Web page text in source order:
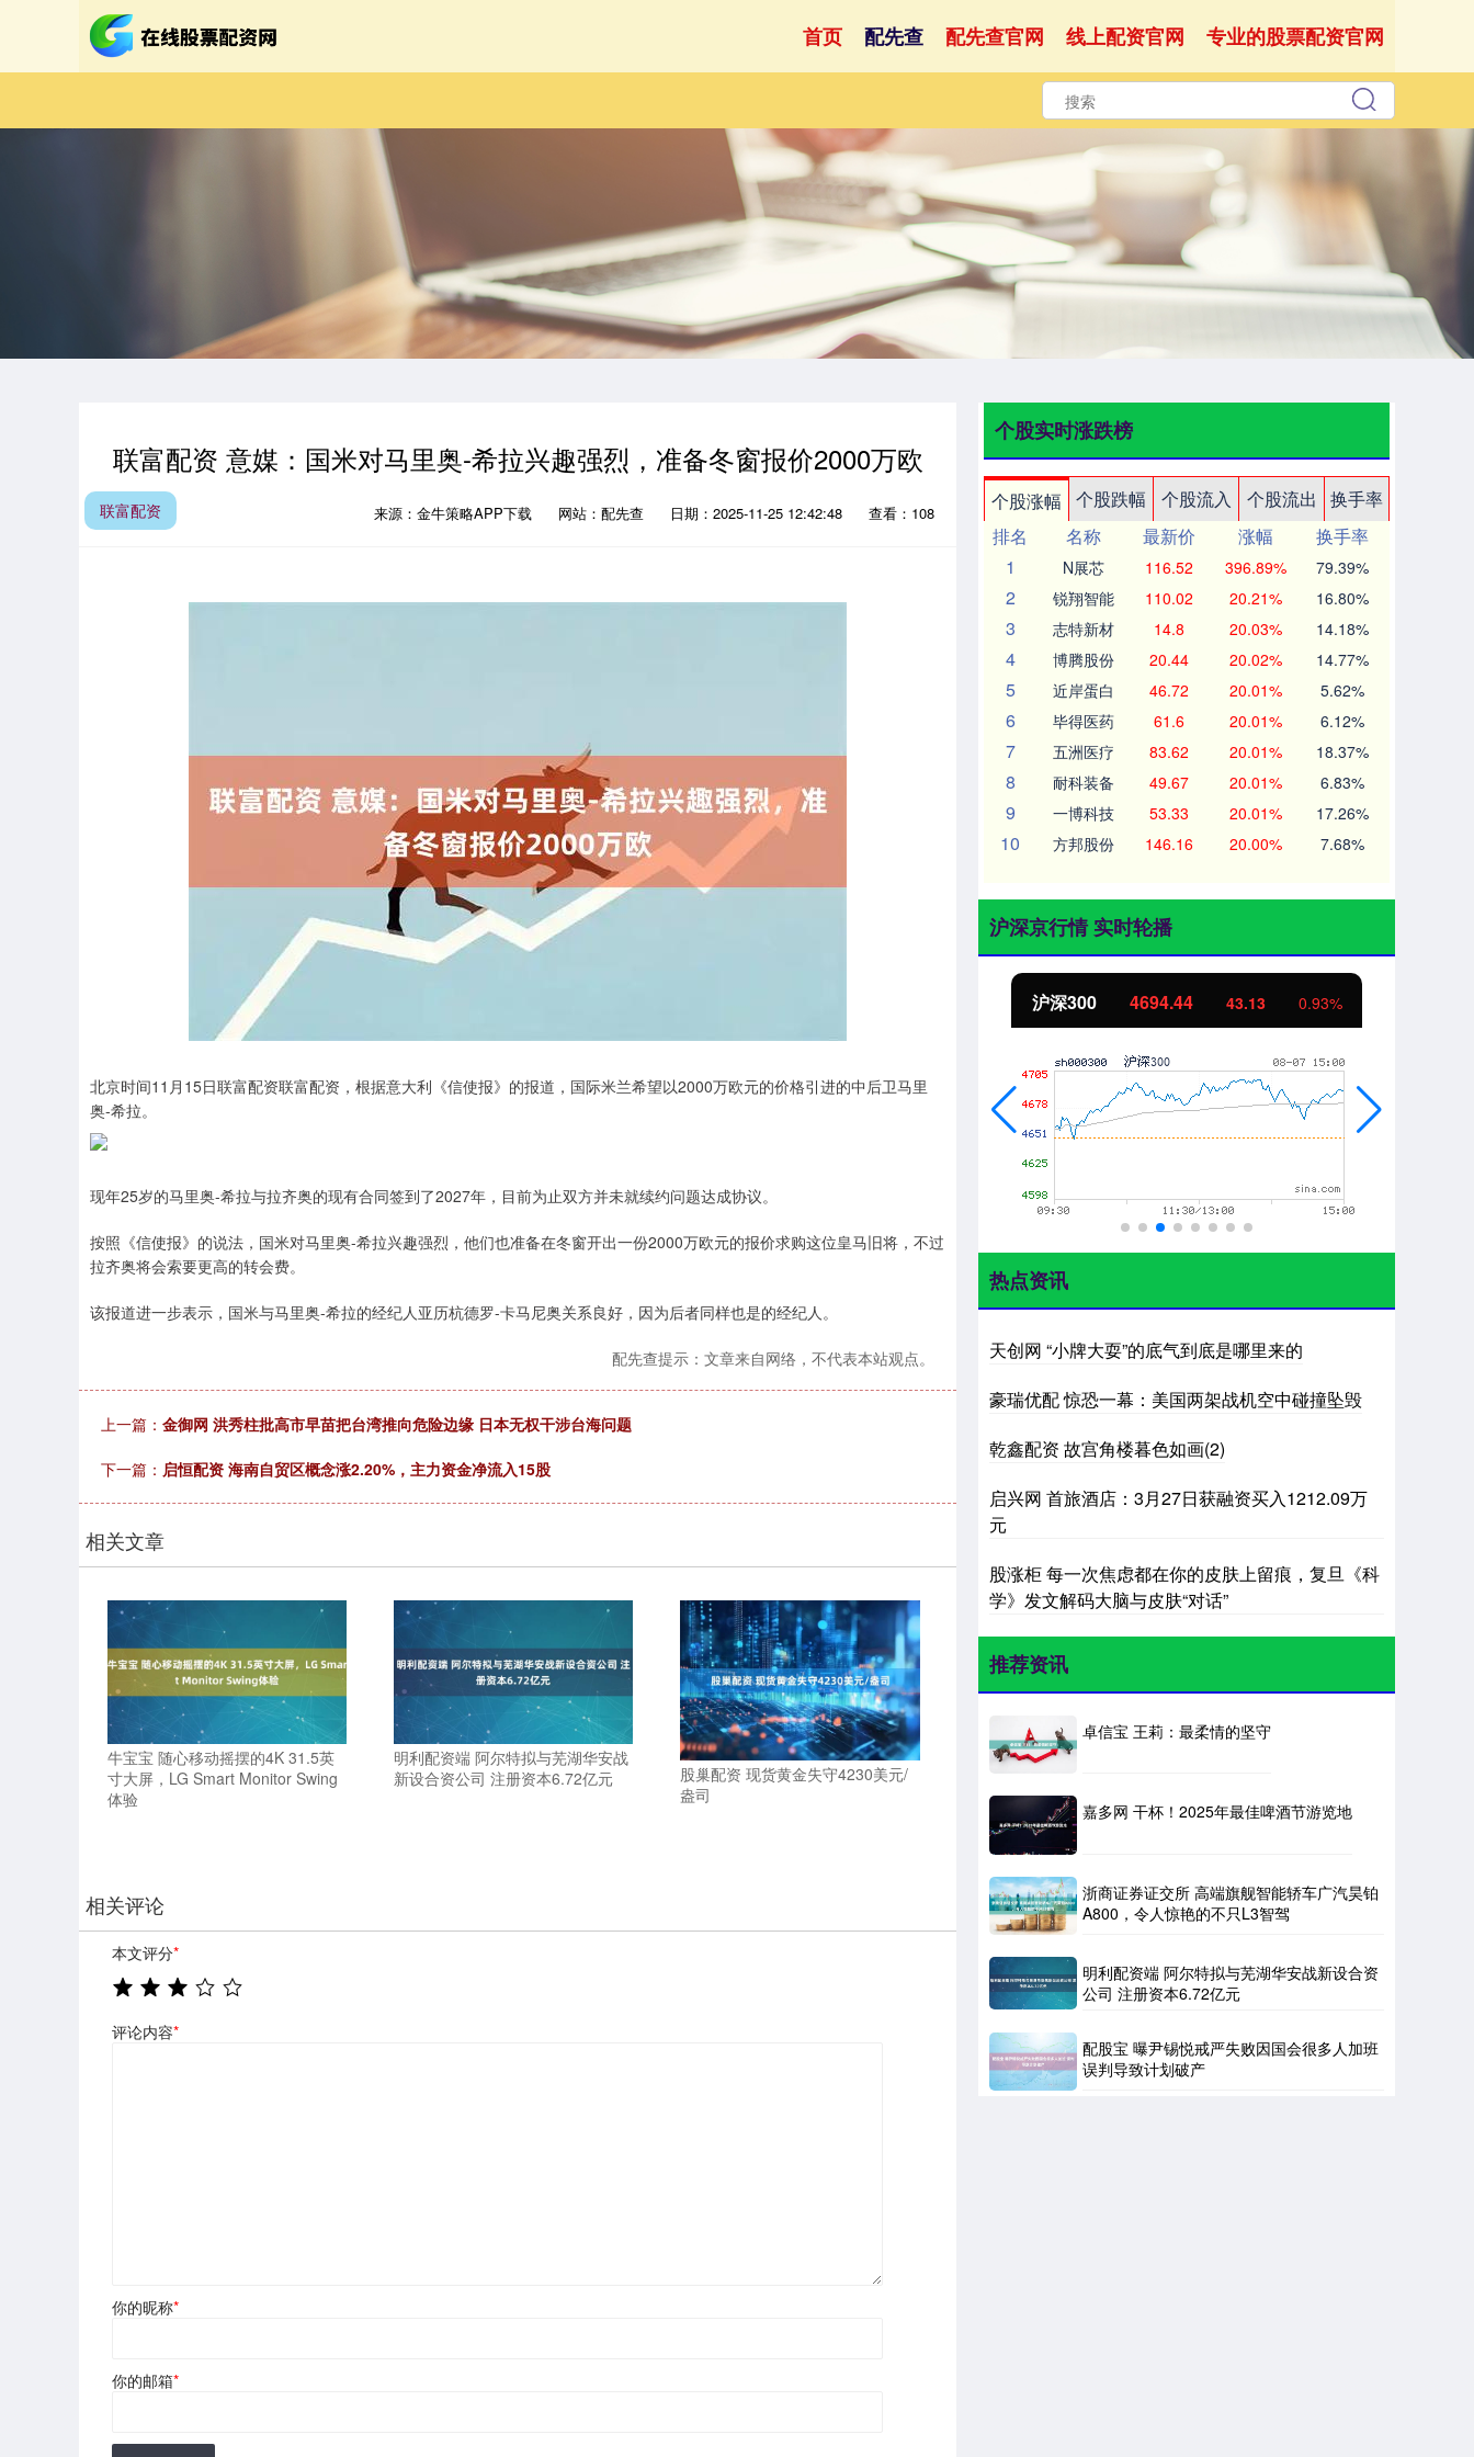
首页 配先查 配先查官网 线上配资官网 专业的股票配资官网
联富配资 意媒：国米对马里奥-希拉兴趣强烈，准备冬窗报价2000万欧
联富配资 来源：金牛策略APP下载 网站：配先查 日期：2025-11-25 12:42:48 查看：108
北京时间11月15日联富配资联富配资，根据意大利《信使报》的报道，国际米兰希望以2000万欧元的价格引进的中后卫马里
奥-希拉。
现年25岁的马里奥-希拉与拉齐奥的现有合同签到了2027年，目前为止双方并未就续约问题达成协议。
按照《信使报》的说法，国米对马里奥-希拉兴趣强烈，他们也准备在冬窗开出一份2000万欧元的报价求购这位皇马旧将，不过
拉齐奥将会索要更高的转会费。
该报道进一步表示，国米与马里奥-希拉的经纪人亚历杭德罗-卡马尼奥关系良好，因为后者同样也是的经纪人。
配先查提示：文章来自网络，不代表本站观点。
上一篇： 金御网 洪秀柱批高市早苗把台湾推向危险边缘 日本无权干涉台海问题
下一篇： 启恒配资 海南自贸区概念涨2.20%，主力资金净流入15股
相关文章
牛宝宝 随心移动摇摆的4K 31.5英
寸大屏，LG Smart Monitor Swing
体验
明利配资端 阿尔特拟与芜湖华安战
新设合资公司 注册资本6.72亿元
股巢配资 现货黄金失守4230美元/
盎司
相关评论
本文评分*
评论内容*
你的昵称*
你的邮箱*
个股实时涨跌榜
个股涨幅 个股跌幅 个股流入 个股流出
换手率
排名
名称 最新价 涨幅
换手率
1
N展芯 116.52 396.89% 79.39%
2 锐翔智能 110.02 20.21% 16.80%
3 志特新材 14.8 20.03% 14.18%
4 博腾股份 20.44 20.02% 14.77%
5 近岸蛋白 46.72 20.01% 5.62%
6 毕得医药 61.6 20.01% 6.12%
7 五洲医疗 83.62 20.01% 18.37%
8 耐科装备 49.67 20.01% 6.83%
9 一博科技 53.33 20.01% 17.26%
10 方邦股份 146.16 20.00% 7.68%
沪深京行情 实时轮播
上证指数 沪深300 4694.44 43.13 0.93%
热点资讯
天创网 “小牌大耍”的底气到底是哪里来的
豪瑞优配 惊恐一幕：美国两架战机空中碰撞坠毁
乾鑫配资 故宫角楼暮色如画(2)
启兴网 首旅酒店：3月27日获融资买入1212.09万
元
股涨柜 每一次焦虑都在你的皮肤上留痕，复旦《科
学》发文解码大脑与皮肤“对话”
推荐资讯
卓信宝 王莉：最柔情的坚守
嘉多网 干杯！2025年最佳啤酒节游览地
浙商证券证交所 高端旗舰智能轿车广汽昊铂
A800，令人惊艳的不只L3智驾
明利配资端 阿尔特拟与芜湖华安战新设合资
公司 注册资本6.72亿元
配股宝 曝尹锡悦戒严失败因国会很多人加班
误判导致计划破产